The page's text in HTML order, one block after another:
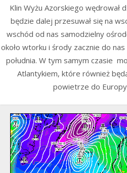
Klin Wyżu Azorskiego wędrował
będzie dalej przesuwał się na
wschód od nas samodzielny
około wtorku i środy zacznie do
południa. W tym samym czasie
Atlantykiem, które również
powietrze do